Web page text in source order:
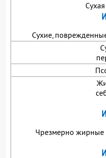
Сухие,
Чрезмерно жирные